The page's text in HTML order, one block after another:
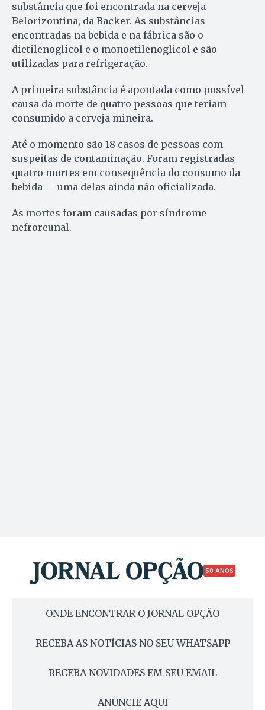
substância que foi encontrada na cerveja
Belorizontina, da Backer. As substâncias
encontradas na bebida e na fábrica são o
dietilenoglicol e o monoetilenoglicol e são
utilizadas para refrigeração.
A primeira substância é apontada como possível
causa da morte de quatro pessoas que teriam
consumido a cerveja mineira.
Até o momento são 18 casos de pessoas com
suspeitas de contaminação. Foram registradas
quatro mortes em consequência do consumo da
bebida — uma delas ainda não oficializada.
As mortes foram causadas por síndrome
nefroreunal.
50 ANOS
ONDE ENCONTRAR O JORNAL OPÇÃO
RECEBA AS NOTÍCIAS NO SEU WHATSAPP
RECEBA NOVIDADES EM SEU EMAIL
ANUNCIE AQUI